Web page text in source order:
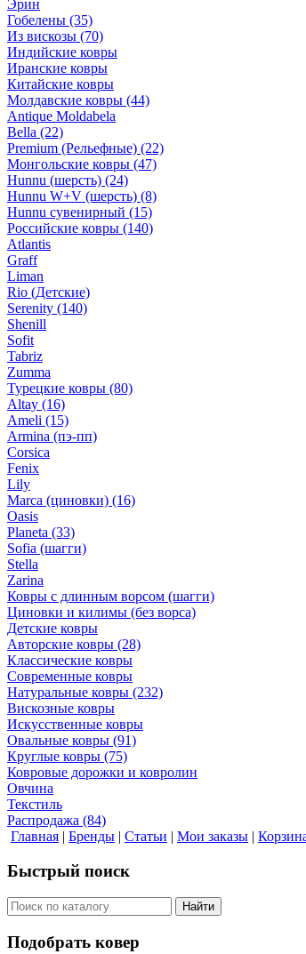
Эрин
Гобелены (35)
Из вискозы (70)
Индийские ковры
Иранские ковры
Китайские ковры
Молдавские ковры (44)
Antique Moldabela
Bella (22)
Premium (Рельефные) (22)
Монгольские ковры (47)
Hunnu (шерсть) (24)
Hunnu W+V (шерсть) (8)
Hunnu сувенирный (15)
Российские ковры (140)
Atlantis
Graff
Liman
Rio (Детские)
Serenity (140)
Shenill
Sofit
Tabriz
Zumma
Турецкие ковры (80)
Altay (16)
Ameli (15)
Armina (пэ-пп)
Corsica
Fenix
Lily
Marca (циновки) (16)
Oasis
Planeta (33)
Sofia (шагги)
Stella
Zarina
Ковры с длинным ворсом (шагги)
Циновки и килимы (без ворса)
Детские ковры
Авторские ковры (28)
Классические ковры
Современные ковры
Натуральные ковры (232)
Вискозные ковры
Искусственные ковры
Овальные ковры (91)
Круглые ковры (75)
Ковровые дорожки и ковролин
Овчина
Текстиль
Распродажа (84)
Главная | Бренды | Статьи | Мои заказы |
Быстрый поиск
Найти
Подобрать ковер